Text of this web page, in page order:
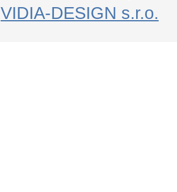
VIDIA-DESIGN s.r.o.